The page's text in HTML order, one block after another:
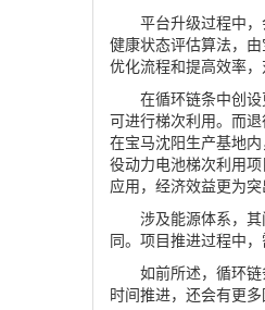
平台升级过程中，会
健康状态评估算法，
优化流程和提高效率，
在循环链条中创设更
可进行梯次利用。而
在宝马沈阳生产基地
役动力电池梯次利用
应用，经济效益更为
涉及能源体系，其间
同。项目推进过程中
如前所述，循环链条
时间推进，还会有更多